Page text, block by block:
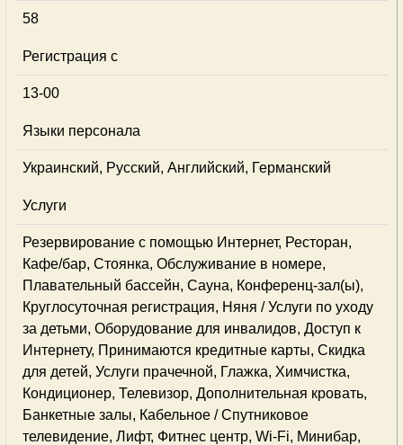
58
Регистрация с
13-00
Языки персонала
Украинский, Русский, Английский, Германский
Услуги
Резервирование с помощью Интернет, Ресторан,
Кафе/бар, Стоянка, Обслуживание в номере,
Плавательный бассейн, Сауна, Конференц-зал(ы),
Круглосуточная регистрация, Няня / Услуги по уходу
за детьми, Оборудование для инвалидов, Доступ к
Интернету, Принимаются кредитные карты, Скидка
для детей, Услуги прачечной, Глажка, Химчистка,
Кондиционер, Телевизор, Дополнительная кровать,
Банкетные залы, Кабельное / Спутниковое
телевидение, Лифт, Фитнес центр, Wi-Fi, Минибар,